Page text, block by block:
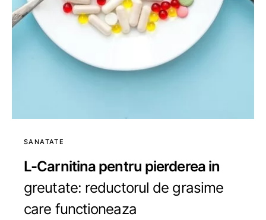
SANATATE
L-Carnitina pentru pierderea in
greutate: reductorul de grasime
care functioneaza